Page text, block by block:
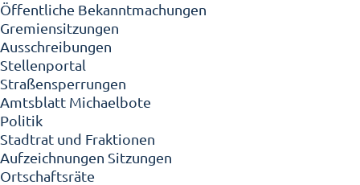
Öffentliche Bekanntmachungen
Gremiensitzungen
Ausschreibungen
Stellenportal
Straßensperrungen
Amtsblatt Michaelbote
Politik
Stadtrat und Fraktionen
Aufzeichnungen Sitzungen
Ortschaftsräte